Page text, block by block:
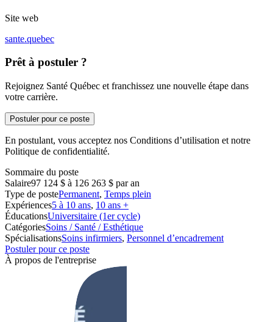
Site web
sante.quebec
Prêt à postuler ?
Rejoignez Santé Québec et franchissez une nouvelle étape dans
votre carrière.
Postuler pour ce poste
En postulant, vous acceptez nos Conditions d’utilisation et notre
Politique de confidentialité.
Sommaire du poste
Salaire97 124 $ à 126 263 $ par an
Type de postePermanent, Temps plein
Expériences5 à 10 ans, 10 ans +
ÉducationsUniversitaire (1er cycle)
CatégoriesSoins / Santé / Esthétique
SpécialisationsSoins infirmiers, Personnel d’encadrement
Postuler pour ce poste
À propos de l'entreprise